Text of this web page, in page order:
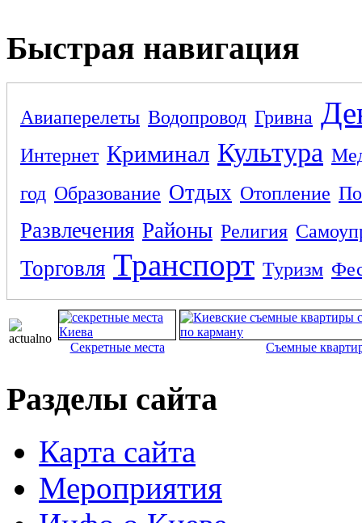
Быстрая навигация
Авиаперелеты Водопровод Гривна
Интернет Криминал Культура
год Образование Отдых Отопление
Развлечения Районы Религия
Торговля Транспорт Туризм
Секретные места Съемные
Разделы сайта
Карта сайта
Мероприятия